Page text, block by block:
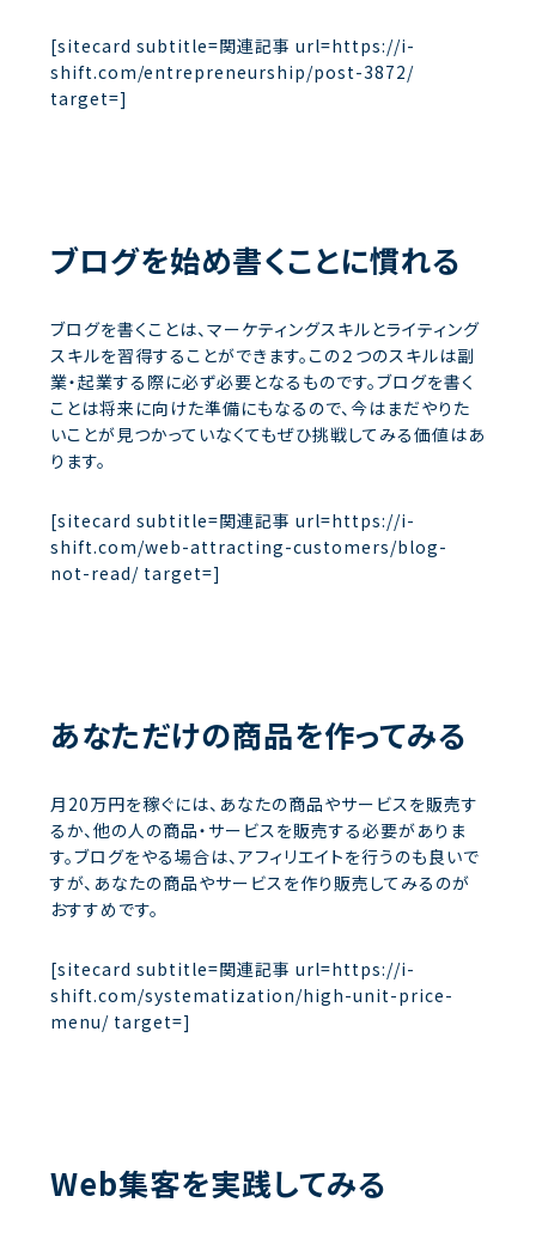
[sitecard subtitle=関連記事 url=https://i-
shift.com/entrepreneurship/post-3872/
target=]
ブログを始め書くことに慣れる
ブログを書くことは、マーケティングスキルとライティング
スキルを習得することができます。この２つのスキルは副
業・起業する際に必ず必要となるものです。ブログを書く
ことは将来に向けた準備にもなるので、今はまだやりた
いことが見つかっていなくてもぜひ挑戦してみる価値はあ
ります。
[sitecard subtitle=関連記事 url=https://i-
shift.com/web-attracting-customers/blog-
not-read/ target=]
あなただけの商品を作ってみる
月20万円を稼ぐには、あなたの商品やサービスを販売す
るか、他の人の商品・サービスを販売する必要がありま
す。ブログをやる場合は、アフィリエイトを行うのも良いで
すが、あなたの商品やサービスを作り販売してみるのが
おすすめです。
[sitecard subtitle=関連記事 url=https://i-
shift.com/systematization/high-unit-price-
menu/ target=]
Web集客を実践してみる